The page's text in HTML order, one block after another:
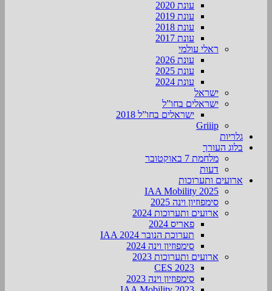
עונת 2020
עונת 2019
עונת 2018
עונת 2017
ראלי עולמי
עונת 2026
עונת 2025
עונת 2024
ישראל
ישראלים בחו”ל
ישראלים בחו”ל 2018
Griiip
גלריות
בלוג העורך
מלחמת 7 באוקטובר
דעות
ארועים ותערוכות
2025 IAA Mobility
סימפוזיון וינה 2025
ארועים ותערוכות 2024
פאריס 2024
תערוכת הנובר IAA 2024
סימפוזיון וינה 2024
ארועים ותערוכות 2023
CES 2023
סימפוזיון וינה 2023